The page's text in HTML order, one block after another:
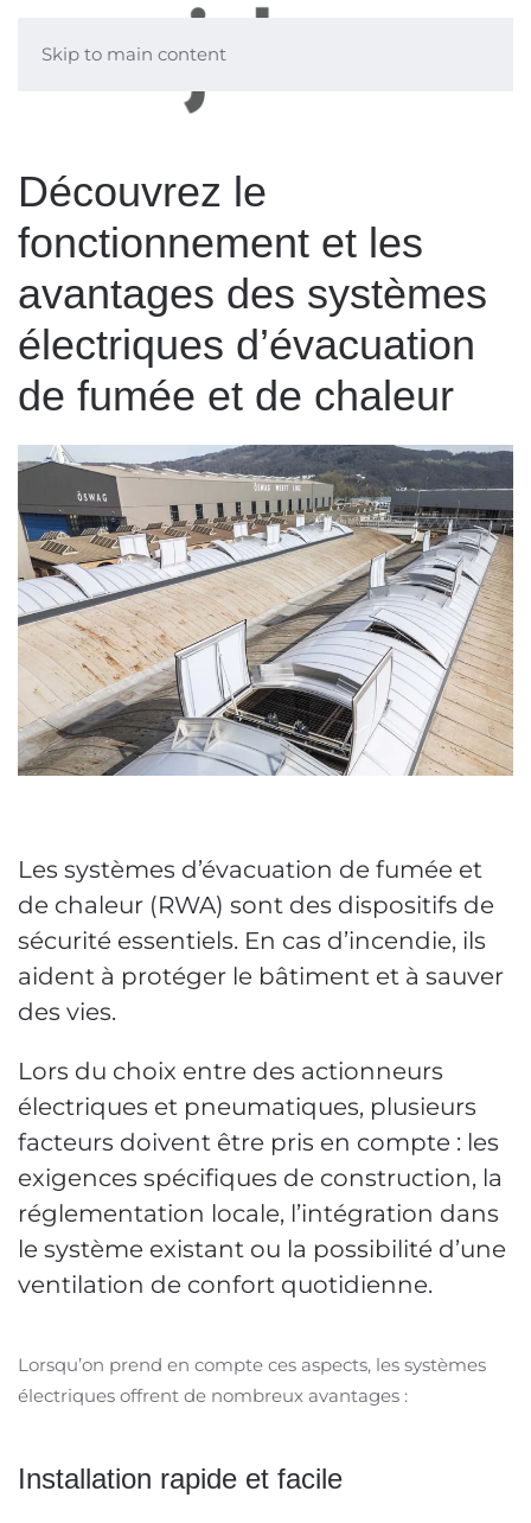
Skip to main content
Découvrez le
fonctionnement et les
avantages des systèmes
électriques d’évacuation
de fumée et de chaleur
Les systèmes d’évacuation de fumée et
de chaleur (RWA) sont des dispositifs de
sécurité essentiels. En cas d’incendie, ils
aident à protéger le bâtiment et à sauver
des vies.
Lors du choix entre des actionneurs
électriques et pneumatiques, plusieurs
facteurs doivent être pris en compte : les
exigences spécifiques de construction, la
réglementation locale, l’intégration dans
le système existant ou la possibilité d’une
ventilation de confort quotidienne.
Lorsqu’on prend en compte ces aspects, les systèmes
électriques offrent de nombreux avantages :
Installation rapide et facile